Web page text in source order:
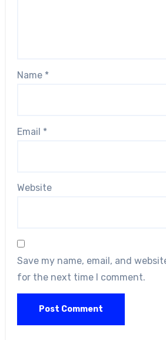
Name *
Email *
Website
Save my name, email, and
for the next time I comment.